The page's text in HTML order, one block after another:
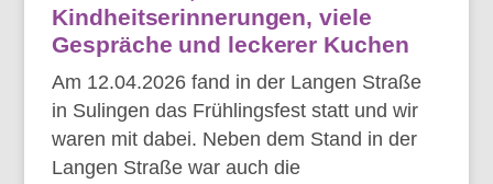
Kindheitserinnerungen, viele
Gespräche und leckerer Kuchen
Am 12.04.2026 fand in der Langen Straße
in Sulingen das Frühlingsfest statt und wir
waren mit dabei. Neben dem Stand in der
Langen Straße war auch die